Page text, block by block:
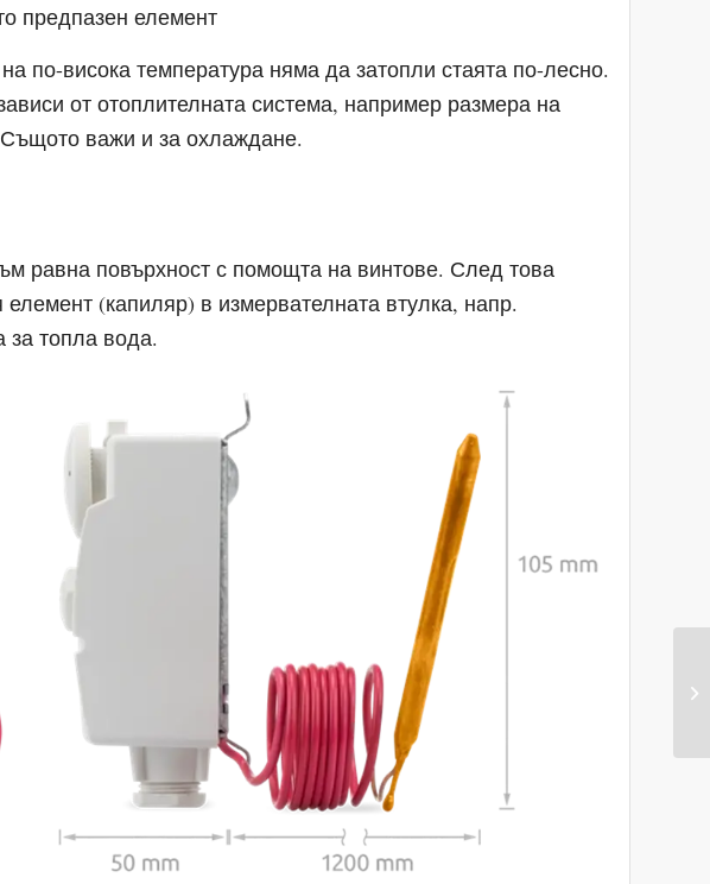
предпазен елемент
по-висока температура няма да затопли стаята по-лесно.
от отоплителната система, например размера на
важи и за охлаждане.
равна повърхност с помощта на винтове. След това
елемент (капиляр) в измервателната втулка, напр.
за топла вода.